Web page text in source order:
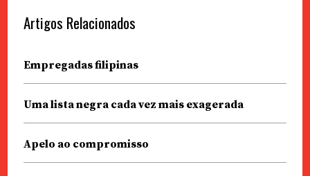
Artigos Relacionados
Empregadas filipinas
Uma lista negra cada vez mais exagerada
Apelo ao compromisso